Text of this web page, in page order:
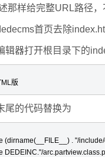
那样给完整URL路径，
首页去除
器打开根目录下的
版
的代码替换为
(dirname(__FILE__) . "/
DEDEINC."/